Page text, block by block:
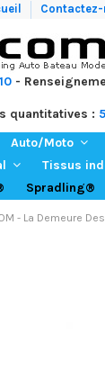
-
quantitatives :
Auto/Moto
Tissus
Spradling®
- La Demeure